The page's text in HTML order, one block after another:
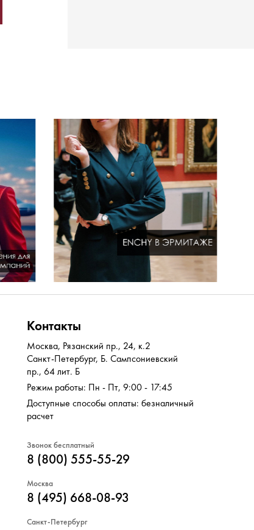
Контакты
Москва, Рязанский пр., 24, к.2
Санкт-Петербург, Б. Сампсониевский
пр., 64 лит. Б
Режим работы: Пн - Пт, 9:00 - 17:45
Доступные способы оплаты: безналичный
расчет
Звонок бесплатный
8 (800) 555-55-29
Москва
8 (495) 668-08-93
Санкт-Петербург